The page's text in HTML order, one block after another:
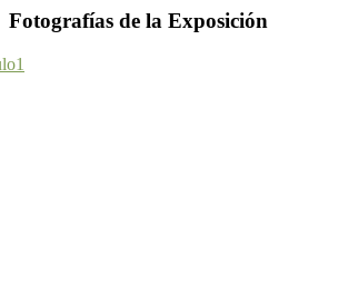
Fotografías de la Exposición